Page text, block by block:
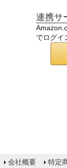
連携サ
でログイ
会社概要 特定